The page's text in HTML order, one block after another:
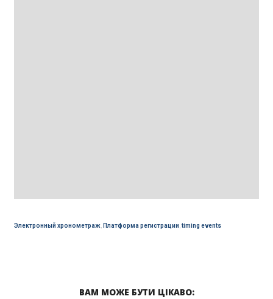
Электронный хронометраж, Платформа регистрации,timing events
ВАМ МОЖЕ БУТИ ЦІКАВО: